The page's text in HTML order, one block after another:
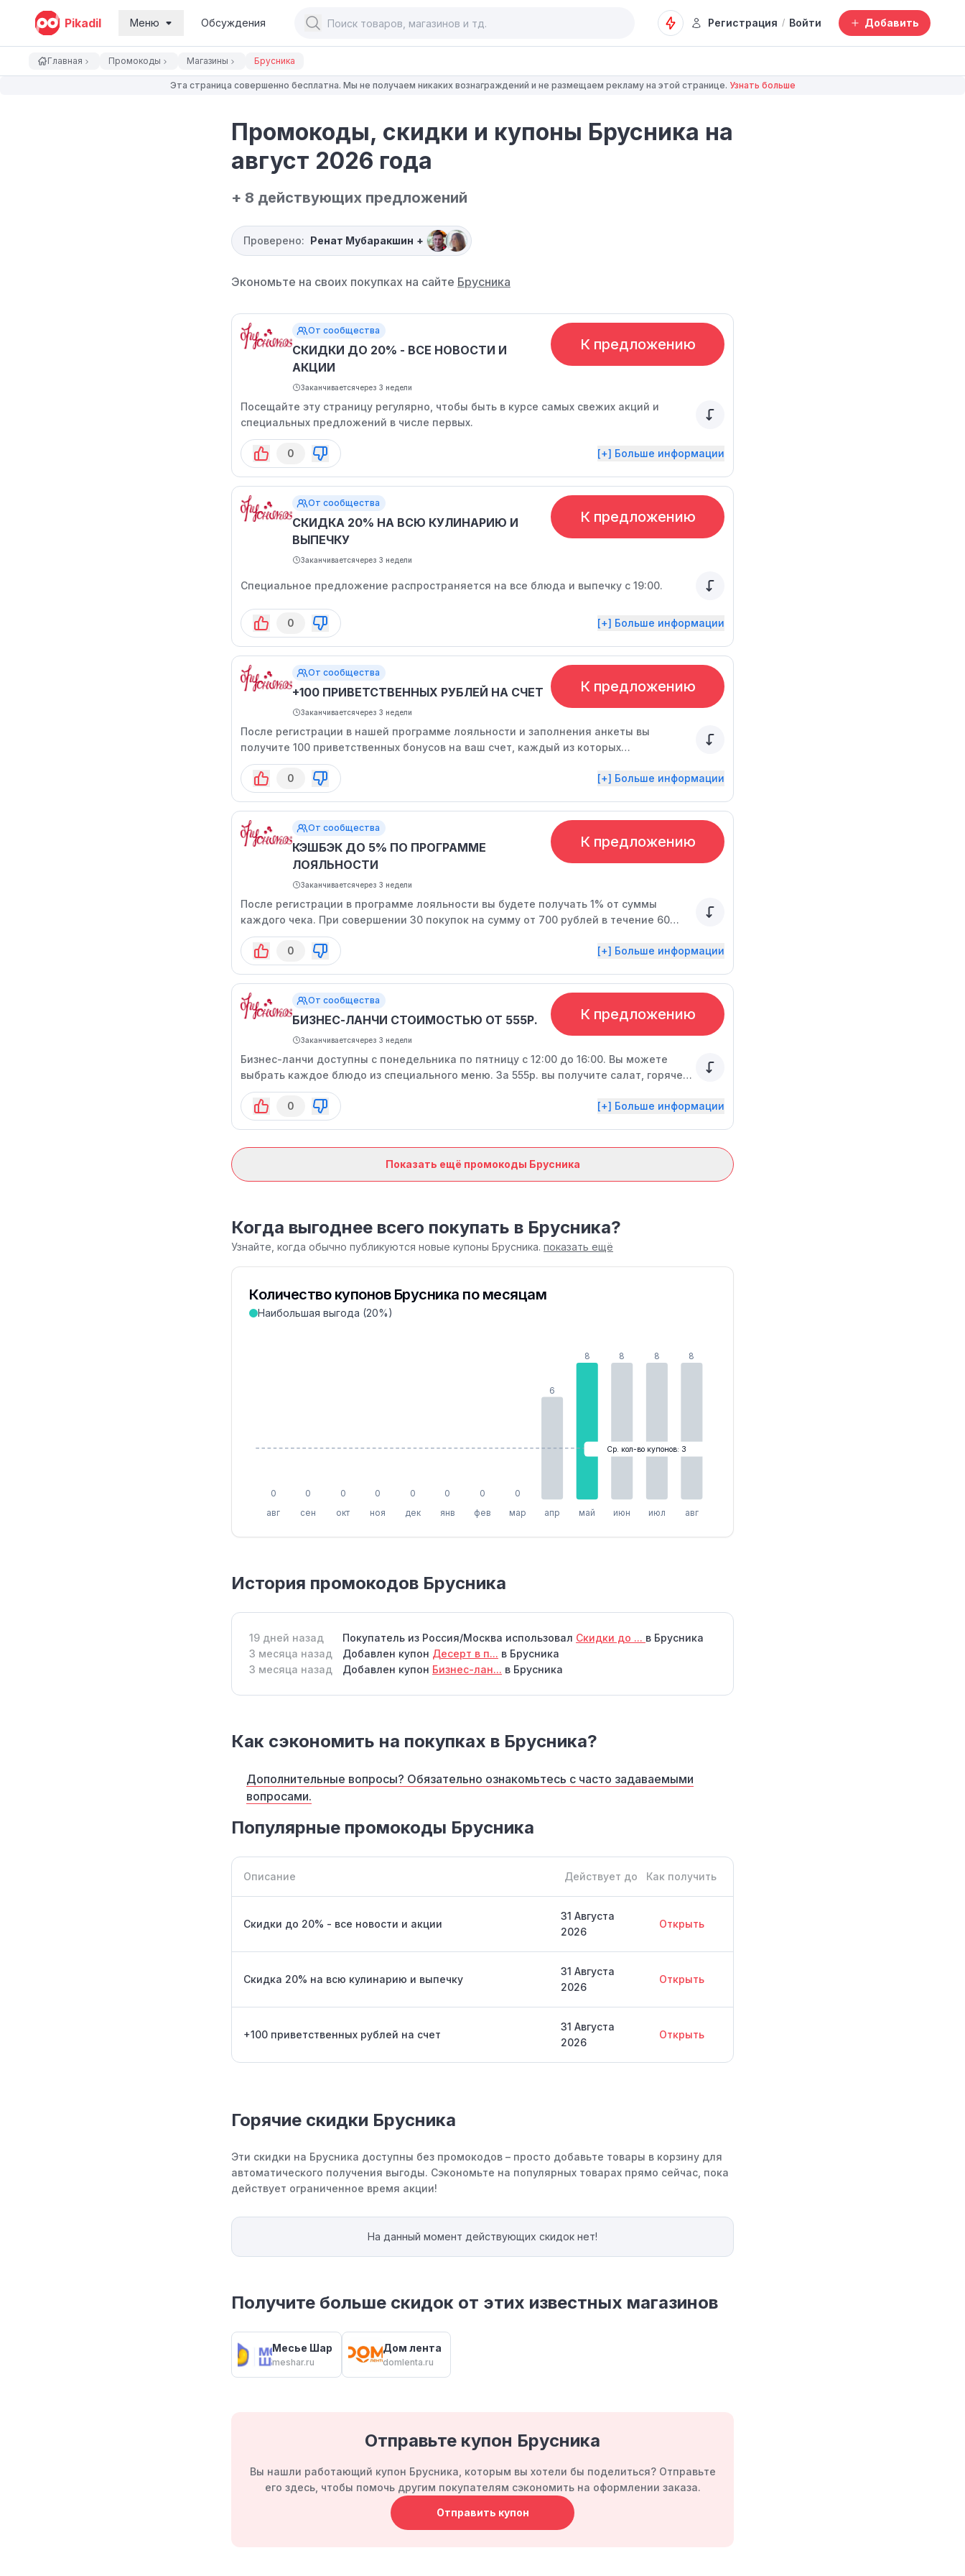
Pikadil Меню Обсуждения Регистрация / Войти Добавить
Главная Промокоды Магазины Брусника
Эта страница совершенно бесплатна. Мы не получаем никаких вознаграждений и не размещаем рекламу на этой странице. Узнать больше
Промокоды, скидки и купоны Брусника на
август 2026 года
+ 8 действующих предложений
Проверено: Ренат Мубаракшин +
Экономьте на своих покупках на сайте Брусника
От сообщества
СКИДКИ ДО 20% - ВСЕ НОВОСТИ И
АКЦИИ
Заканчиваетсячерез 3 недели
К предложению
Посещайте эту страницу регулярно, чтобы быть в курсе самых свежих акций и
специальных предложений в числе первых.
0 [+] Больше информации
От сообщества
СКИДКА 20% НА ВСЮ КУЛИНАРИЮ И
ВЫПЕЧКУ
Заканчиваетсячерез 3 недели
К предложению
Специальное предложение распространяется на все блюда и выпечку с 19:00.
0 [+] Больше информации
От сообщества
+100 ПРИВЕТСТВЕННЫХ РУБЛЕЙ НА СЧЕТ
Заканчиваетсячерез 3 недели
К предложению
После регистрации в нашей программе лояльности и заполнения анкеты вы
получите 100 приветственных бонусов на ваш счет, каждый из которых
эквивалентен 1 рублю.
0
[+] Больше информации
От сообщества
КЭШБЭК ДО 5% ПО ПРОГРАММЕ
ЛОЯЛЬНОСТИ
Заканчиваетсячерез 3 недели
К предложению
После регистрации в программе лояльности вы будете получать 1% от суммы
каждого чека. При совершении 30 покупок на сумму от 700 рублей в течение 60
дней ваша ставка повысится до 3%, а после 60 покупок на сумму от 700 рублей в
течение 90 дней вы сможете получать 5% бонусов с каждого заказа.
0 [+] Больше информации
От сообщества
БИЗНЕС-ЛАНЧИ СТОИМОСТЬЮ ОТ 555Р.
Заканчиваетсячерез 3 недели
К предложению
Бизнес-ланчи доступны с понедельника по пятницу с 12:00 до 16:00. Вы можете
выбрать каждое блюдо из специального меню. За 555р. вы получите салат, горячее,
гарнир, булочку и напиток, а за 665р. - суп, салат, горячее, гарнир, булочку и
напиток. 0 [+] Больше информации
Показать ещё промокоды Брусника
Когда выгоднее всего покупать в Брусника?
Узнайте, когда обычно публикуются новые купоны Брусника. показать ещё
Количество купонов Брусника по месяцам
Наибольшая выгода (20%)
0
авг
0
сен
0
окт
0
ноя
0
дек
0
янв
0
фев
0
мар
6
апр
8
май
8
июн
8
июл
8
авг
Ср. кол-во купонов: 3
История промокодов Брусника
19 дней назад Покупатель из Россия/Москва использовал Скидки до ... в Брусника
3 месяца назад
Добавлен купон Десерт в п... в Брусника
3 месяца назад
Добавлен купон Бизнес-лан... в Брусника
Как сэкономить на покупках в Брусника?
Дополнительные вопросы? Обязательно ознакомьтесь с часто задаваемыми
вопросами.
Популярные промокоды Брусника
Описание Действует до Как получить
Скидки до 20% - все новости и акции
31 Августа
2026
Открыть
Скидка 20% на всю кулинарию и выпечку
31 Августа
2026
Открыть
+100 приветственных рублей на счет
31 Августа
2026
Открыть
Горячие скидки Брусника
Эти скидки на Брусника доступны без промокодов – просто добавьте товары в корзину для
автоматического получения выгоды. Сэкономьте на популярных товарах прямо сейчас, пока
действует ограниченное время акции!
На данный момент действующих скидок нет!
Получите больше скидок от этих известных магазинов
Месье Шар
meshar.ru
Дом лента
domlenta.ru
Отправьте купон Брусника
Вы нашли работающий купон Брусника, которым вы хотели бы поделиться? Отправьте
его здесь, чтобы помочь другим покупателям сэкономить на оформлении заказа.
Отправить купон